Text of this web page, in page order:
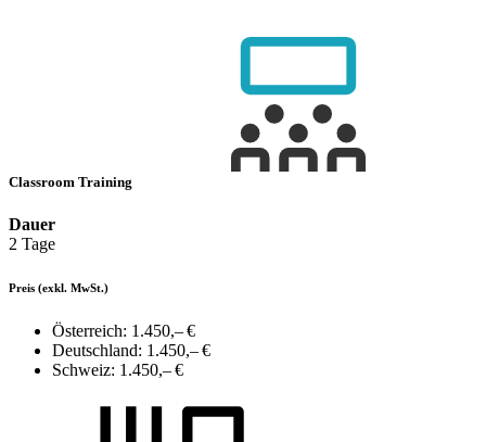
Classroom Training
Dauer
2 Tage
Preis (exkl. MwSt.)
Österreich: 1.450,– €
Deutschland: 1.450,– €
Schweiz: 1.450,– €